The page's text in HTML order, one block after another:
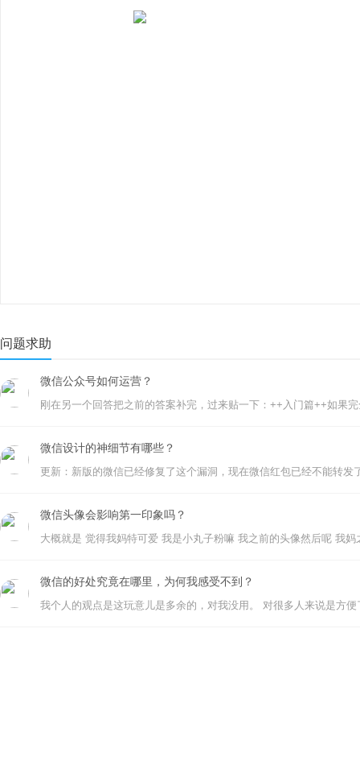
问题求助
微信公众号如何运营？
微信设计的神细节有哪些？
微信头像会影响第一印象吗？
微信的好处究竟在哪里，为何我感受不到？